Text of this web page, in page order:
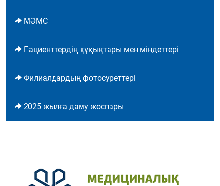
МӘМС
Пациенттердің құқықтары мен міндеттері
Филиалдардың фотосуреттері
2025 жылға даму жоспары